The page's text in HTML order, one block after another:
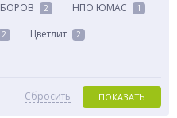
2 НПО ЮМАС 1
2 Цветлит 2
ПОКАЗАТЬ
Сбросить